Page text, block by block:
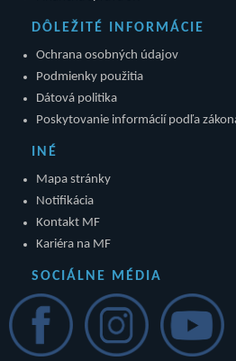
DÔLEŽITÉ INFORMÁCIE
Ochrana osobných údajov
Podmienky použitia
Dátová politika
Poskytovanie informácií podľa
INÉ
Mapa stránky
Notifikácia
Kontakt MF
Kariéra na MF
SOCIÁLNE MÉDIA